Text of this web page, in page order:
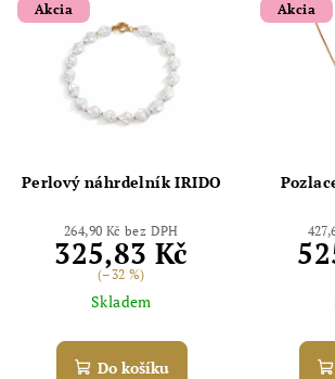
Akcia
Perlový náhrdelník IRIDO
264,90 Kč bez DPH
325,83 Kč
(–32 %)
Skladem
Do košíku
Akcia